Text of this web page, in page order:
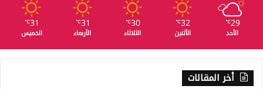
29
℃
الأحد
32
℃
الأثنين
30
℃
الثلاثاء
31
℃
الأربعاء
31
℃
الخميس
أخر المقالات